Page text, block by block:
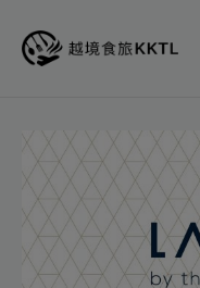
La
Vie
by
Thomas
Bühner